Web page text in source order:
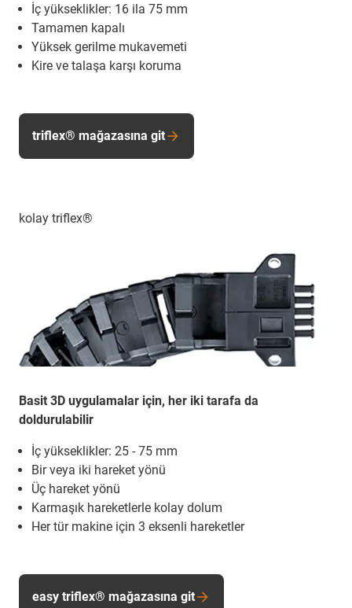
İç yükseklikler: 16 ila 75 mm
Tamamen kapalı
Yüksek gerilme mukavemeti
Kire ve talaşa karşı koruma
triflex® mağazasına git
kolay triflex®
Basit 3D uygulamalar için, her iki tarafa da
doldurulabilir
İç yükseklikler: 25 - 75 mm
Bir veya iki hareket yönü
Üç hareket yönü
Karmaşık hareketlerle kolay dolum
Her tür makine için 3 eksenli hareketler
easy triflex® mağazasına git